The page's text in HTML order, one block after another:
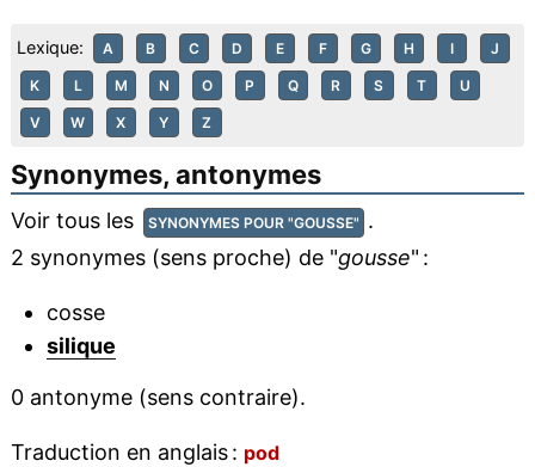
Lexique: A B C D E F G H I J
K L M N O P Q R S T U
V W X Y Z
Synonymes, antonymes
Voir tous les SYNONYMES POUR "GOUSSE" .
2 synonymes (sens proche) de "gousse" :
cosse
silique
0 antonyme (sens contraire).
Traduction en anglais : pod